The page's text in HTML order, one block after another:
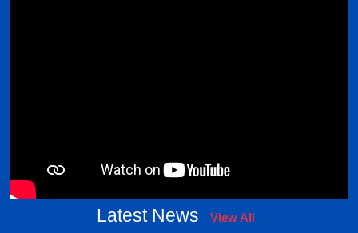
Latest News View All